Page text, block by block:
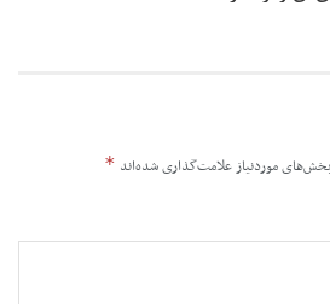
بخش‌های موردنیاز علامت‌گذاری شده‌اند *